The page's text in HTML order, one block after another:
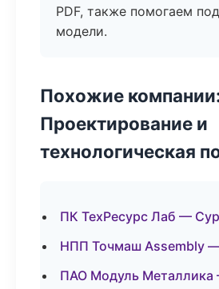
PDF, также помогаем
модели.
Похожие
Проектирование и
технологическая
ПК ТехРесурс Лаб —
НПП Точмаш Assembly
ПАО Модуль Металлика